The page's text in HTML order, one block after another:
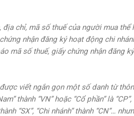
chỉ, mã số thuế của người mua thể
nhận đăng ký hoạt động chi
mã số thuế, giấy chứng nhận đăng
viết ngắn gọn một số danh từ
thành “VN” hoặc “Cổ phần” là
“SX”, “Chi nhánh” thành “CN”…